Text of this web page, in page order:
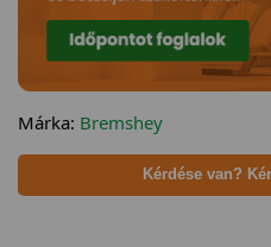
Márka: Bremshey
Kérdése van?